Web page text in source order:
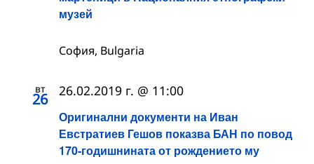
музей
София, Bulgaria
вт
26
Оригинални документи на Иван
Евстратиев Гешов показва БАН по повод
170-годишнината от рождението му
26.02.2019 г. @ 11:00